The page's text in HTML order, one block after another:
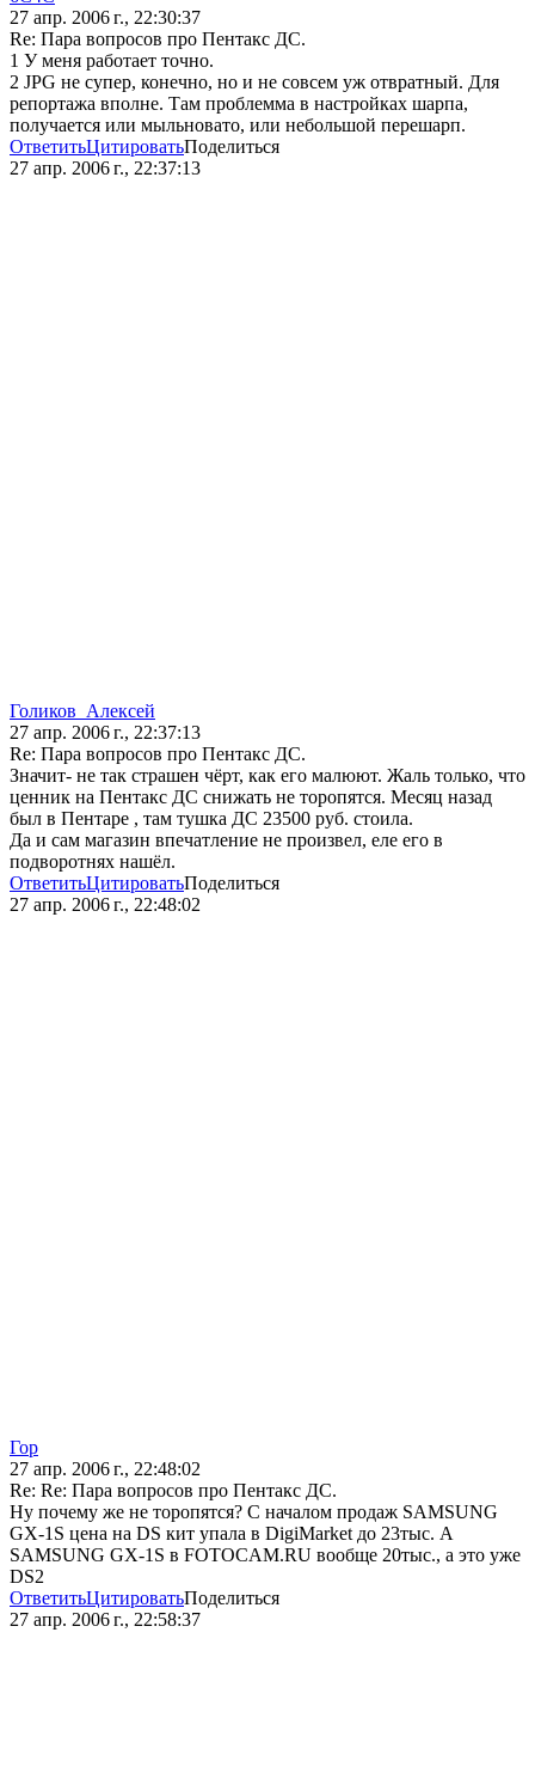
27 апр. 2006 г., 22:30:37
Re: Пара вопросов про Пентакс ДС.
1 У меня работает точно.
2 JPG не супер, конечно, но и не совсем уж отвратный. Для
репортажа вполне. Там проблемма в настройках шарпа,
получается или мыльновато, или небольшой перешарп.
ОтветитьЦитироватьПоделиться
27 апр. 2006 г., 22:37:13
Голиков_Алексей
27 апр. 2006 г., 22:37:13
Re: Пара вопросов про Пентакс ДС.
Значит- не так страшен чёрт, как его малюют. Жаль только, что
ценник на Пентакс ДС снижать не торопятся. Месяц назад
был в Пентаре , там тушка ДС 23500 руб. стоила.
Да и сам магазин впечатление не произвел, еле его в
подворотнях нашёл.
ОтветитьЦитироватьПоделиться
27 апр. 2006 г., 22:48:02
Гор
27 апр. 2006 г., 22:48:02
Re: Re: Пара вопросов про Пентакс ДС.
Ну почему же не торопятся? С началом продаж SAMSUNG
GX-1S цена на DS кит упала в DigiMarket до 23тыс. А
SAMSUNG GX-1S в FOTOCAM.RU вообще 20тыс., а это уже
DS2
ОтветитьЦитироватьПоделиться
27 апр. 2006 г., 22:58:37